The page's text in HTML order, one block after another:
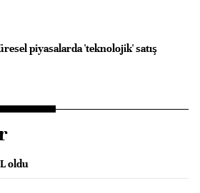
piyasalarda 'teknolojik' satış
oldu